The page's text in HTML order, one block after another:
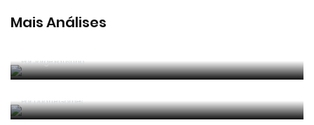
Mais Análises
PorJorge Faustino
Golo de Benzema na final da Champions foi bem
PorDuarte Gomes
Portugal - Bélgica: Em geral, boa arbitragem de